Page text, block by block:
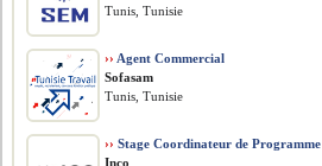
Tunis, Tunisie
›› Agent Commercial
Sofasam
Tunis, Tunisie
›› Stage Coordinateur de Programme
Inco